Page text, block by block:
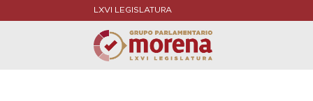
LXVI LEGISLATURA